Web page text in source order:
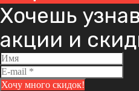
Хочешь
акции и